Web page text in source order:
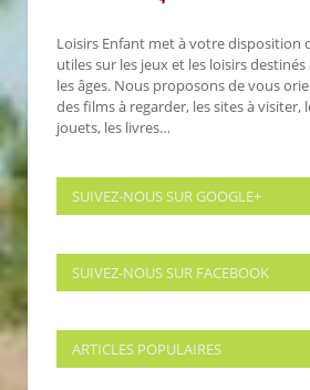
Loisirs Enfant met à votre disposition
utiles sur les jeux et les loisirs
les âges. Nous proposons de vous
des films à regarder, les sites à visiter,
jouets, les livres…
SUIVEZ-NOUS SUR GOOGLE+
SUIVEZ-NOUS SUR FACEBOOK
ARTICLES POPULAIRES